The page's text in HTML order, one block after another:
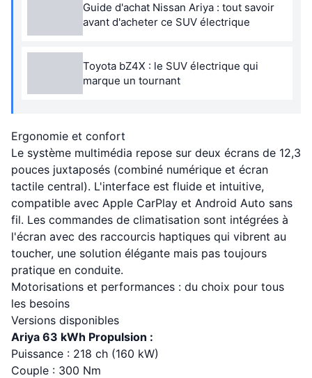
Guide d'achat Nissan Ariya : tout savoir
avant d'acheter ce SUV électrique
Toyota bZ4X : le SUV électrique qui
marque un tournant
Ergonomie et confort
Le système multimédia repose sur deux écrans de 12,3
pouces juxtaposés (combiné numérique et écran
tactile central). L'interface est fluide et intuitive,
compatible avec Apple CarPlay et Android Auto sans
fil. Les commandes de climatisation sont intégrées à
l'écran avec des raccourcis haptiques qui vibrent au
toucher, une solution élégante mais pas toujours
pratique en conduite.
Motorisations et performances : du choix pour tous
les besoins
Versions disponibles
Ariya 63 kWh Propulsion :
Puissance : 218 ch (160 kW)
Couple : 300 Nm